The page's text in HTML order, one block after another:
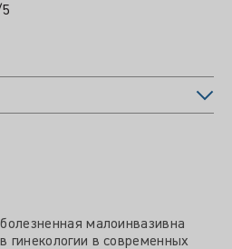
малоинвазивна
гинекологии в современных